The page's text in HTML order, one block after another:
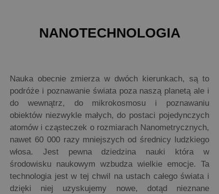
NANOTECHNOLOGIA
Nauka obecnie zmierza w dwóch kierunkach, są to
podróże i poznawanie świata poza naszą planetą ale i
do wewnątrz, do mikrokosmosu i poznawaniu
obiektów niezwykle małych, do postaci pojedynczych
atomów i cząsteczek o rozmiarach Nanometrycznych,
nawet 60 000 razy mniejszych od średnicy ludzkiego
włosa. Jest pewna dziedzina nauki która w
środowisku naukowym wzbudza wielkie emocje. Ta
technologia jest w tej chwil na ustach całego świata i
dzięki niej uzyskujemy nowe, dotąd nieznane